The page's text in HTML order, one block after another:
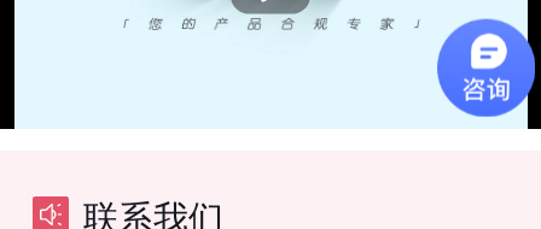
联系我们